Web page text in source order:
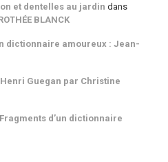
et dentelles au jardin dans
BLANCK
dictionnaire amoureux : Jean-
Guegan par Christine
Fragments d’un dictionnaire